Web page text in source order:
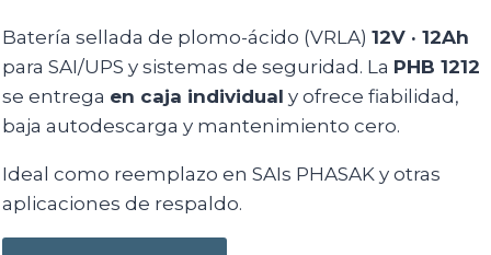
Batería sellada de plomo-ácido (VRLA)12V · 12Ah
para SAI/UPS y sistemas de seguridad. La PHB 1212
se entrega en caja individual y ofrece fiabilidad,
baja autodescarga y mantenimiento cero.
Ideal como reemplazo en SAIs PHASAK y otras
aplicaciones de respaldo.